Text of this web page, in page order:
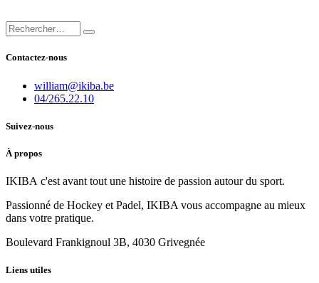
Contactez-nous
william@ikiba.be
04/265.22.10
Suivez-nous
À propos
IKIBA c'est avant tout une histoire de passion autour du sport.
Passionné de Hockey et Padel, IKIBA vous accompagne au mieux
dans votre pratique.
Boulevard Frankignoul 3B, 4030 Grivegnée
Liens utiles